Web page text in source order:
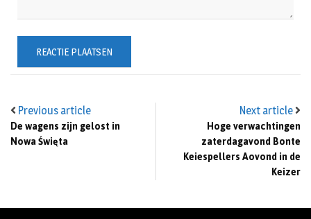
Previous article
De wagens zijn gelost in
Nowa Święta
Next article
Hoge verwachtingen
zaterdagavond Bonte
Keiespellers Aovond in de
Keizer